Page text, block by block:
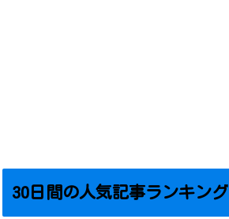
30日間の人気記事ランキング